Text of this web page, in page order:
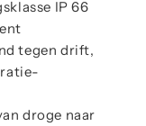
IP 66
tegen drift,
droge naar